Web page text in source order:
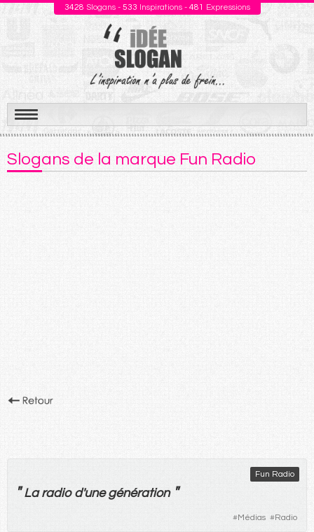
3428 Slogans - 533 Inspirations - 481 Expressions
Aller
au
contenu
Slogans de la marque Fun Radio
Fun Radio
" La radiod'une génération "
#Médias #Radio